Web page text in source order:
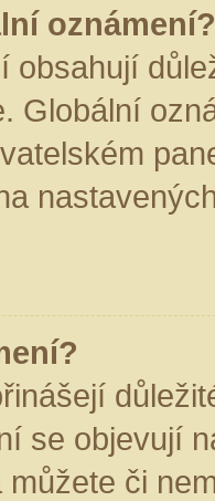
oznámení?
obsahují
Globální
se objevují
můžete či